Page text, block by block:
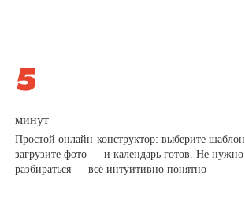
минут
Простой онлайн-конструктор: выберите шаблон,
загрузите фото — и календарь готов. Не нужно
разбираться — всё интуитивно понятно